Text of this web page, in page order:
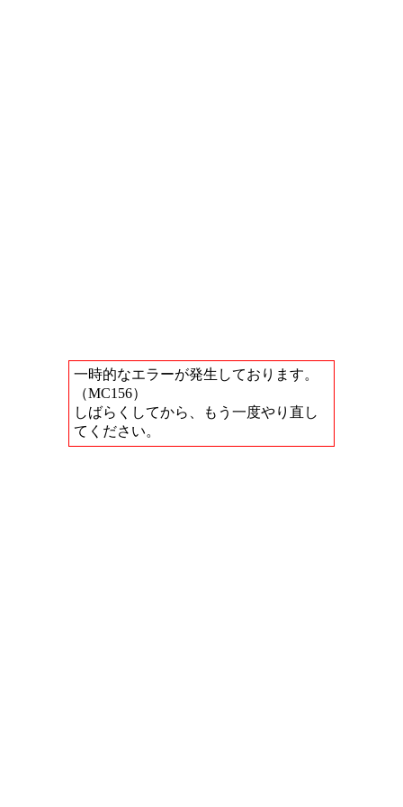
一時的なエラーが発生しております。
（MC156）
しばらくしてから、もう一度やり直し
てください。